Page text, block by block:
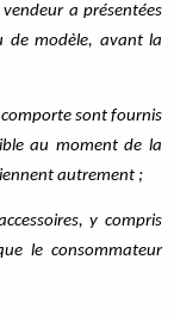
a présentées
de modèle, avant la
comporte sont fournis
au moment de la
autrement ;
y compris
le consommateur